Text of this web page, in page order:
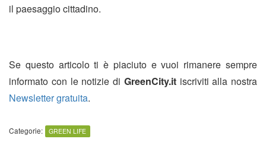
il paesaggio cittadino.
Se questo articolo ti è piaciuto e vuoi rimanere sempre
informato con le notizie di GreenCity.itiscriviti alla nostra
Newsletter gratuita.
Categorie: GREEN LIFE